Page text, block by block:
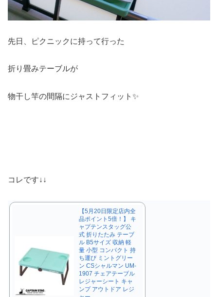
先日、ピクニックに持って行った
折り畳みテーブルが
物干し竿の間隔にジャストフィット✨
コレです↓↓
【5月20日限定店内全
品ポイント5倍！】 キ
ャプテンスタッグ公
式 折りたたみ テーブ
ル B5サイズ 収納 軽
量 小型 コンパクト 持
ち運び ミントグリー
ン CSシャルマン UM-
1907 チェアテーブル
レジャーシート キャ
ンプ アウトドア レジ